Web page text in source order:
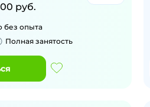
руб.
без опыта
Полная занятость